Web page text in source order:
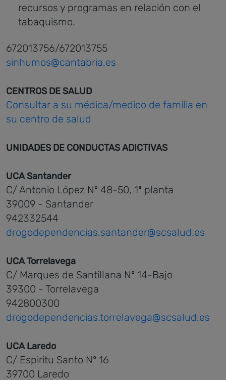
recursos y programas en relación con el
tabaquismo.
672013756/672013755
sinhumos@cantabria.es
CENTROS DE SALUD
Consultar a su médica/medico de familia en
su centro de salud
UNIDADES DE CONDUCTAS ADICTIVAS
UCA Santander
C/ Antonio López Nº 48-50, 1ª planta
39009 - Santander
942332544
drogodependencias.santander@scsalud.es
UCA Torrelavega
C/ Marques de Santillana Nº 14-Bajo
39300 - Torrelavega
942800300
drogodependencias.torrelavega@scsalud.es
UCA Laredo
C/ Espiritu Santo Nº 16
39700 Laredo